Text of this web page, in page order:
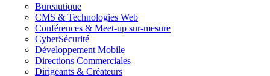
Bureautique
CMS & Technologies Web
Conférences & Meet-up sur-mesure
CyberSécurité
Développement Mobile
Directions Commerciales
Dirigeants & Créateurs